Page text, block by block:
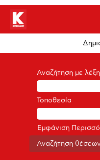
Αναζήτηση με
Τοποθεσία
Εμφάνιση